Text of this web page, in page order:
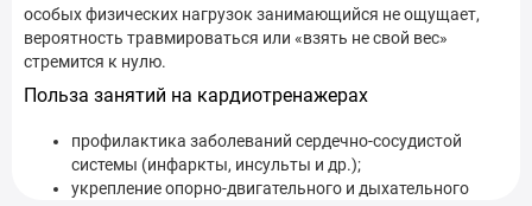
особых физических нагрузок занимающийся не ощущает,
вероятность травмироваться или «взять не свой вес»
стремится к нулю.
Польза занятий на кардиотренажерах
профилактика заболеваний сердечно-сосудистой
системы (инфаркты, инсульты и др.);
укрепление опорно-двигательного и дыхательного